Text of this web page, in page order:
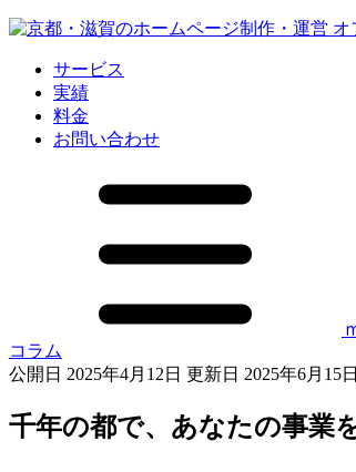
サービス
実績
料金
お問い合わせ
コラム
公開日 2025年4月12日 更新日 2025年6月15日
千年の都で、あなたの事業